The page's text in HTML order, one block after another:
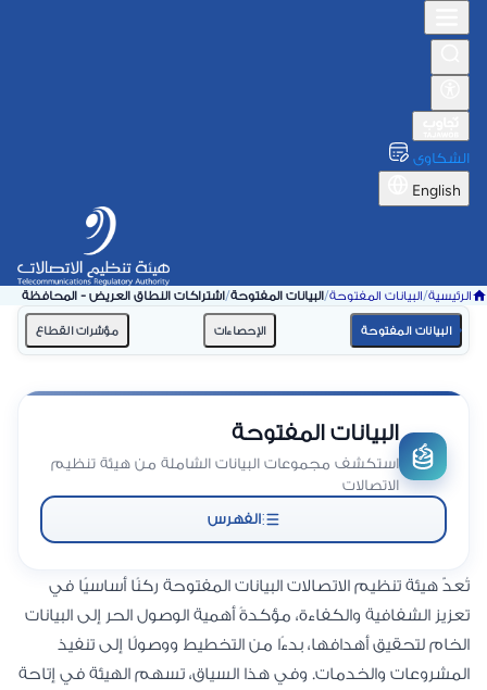
الشكاوى
English
الرئيسية/البيانات المفتوحة/البيانات المفتوحة/اشتراكات النطاق العريض - المحافظة
البيانات المفتوحة الإحصاءات مؤشرات القطاع
البيانات المفتوحة
استكشف مجموعات البيانات الشاملة من هيئة تنظيم
الاتصالات
الفهرس
تُعدّ هيئة تنظيم الاتصالات البيانات المفتوحة ركنًا أساسيًا في
تعزيز الشفافية والكفاءة، مؤكدةً أهمية الوصول الحر إلى البيانات
الخام لتحقيق أهدافها، بدءًا من التخطيط ووصولًا إلى تنفيذ
المشروعات والخدمات. وفي هذا السياق، تسهم الهيئة في إتاحة